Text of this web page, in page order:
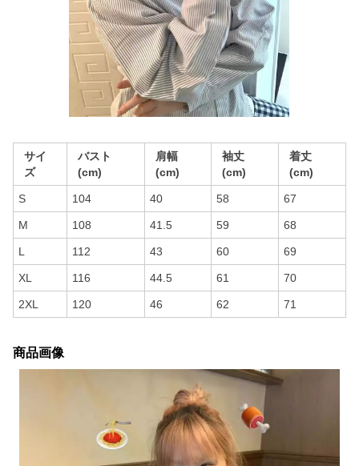
サイ
ズ
バスト
(cm)
肩幅
(cm)
袖丈
(cm)
着丈
(cm)
S 104 40 58 67
M 108 41.5 59 68
L 112 43 60 69
XL 116 44.5 61 70
2XL 120 46 62 71
商品画像